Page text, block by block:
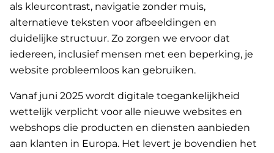
als kleurcontrast, navigatie zonder muis,
alternatieve teksten voor afbeeldingen en
duidelijke structuur. Zo zorgen we ervoor dat
iedereen, inclusief mensen met een beperking, je
website probleemloos kan gebruiken.
Vanaf juni 2025 wordt digitale toegankelijkheid
wettelijk verplicht voor alle nieuwe websites en
webshops die producten en diensten aanbieden
aan klanten in Europa. Het levert je bovendien het